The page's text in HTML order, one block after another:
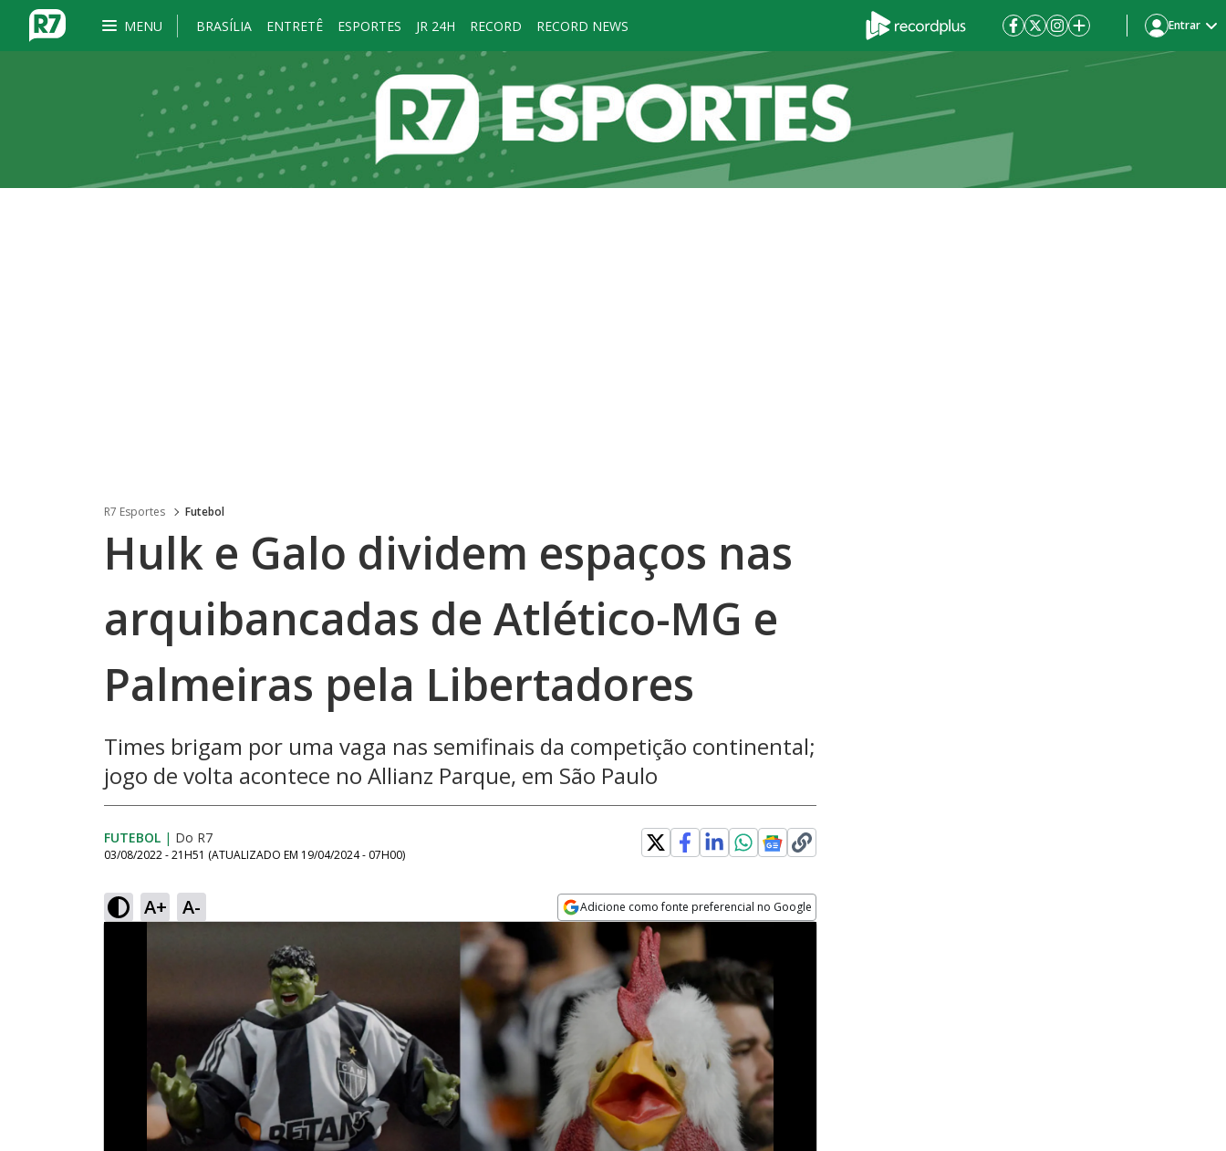
MENU BRASÍLIA ENTRETÊ ESPORTES JR 24H RECORD RECORD NEWS Entrar
R7 Esportes Futebol
Hulk e Galo dividem espaços nas
arquibancadas de Atlético-MG e
Palmeiras pela Libertadores
Times brigam por uma vaga nas semifinais da competição continental;
jogo de volta acontece no Allianz Parque, em São Paulo
FUTEBOL | Do R7
03/08/2022 - 21H51 (ATUALIZADO EM 19/04/2024 - 07H00)
A+ A- Adicione como fonte preferencial no Google
Opens in new window